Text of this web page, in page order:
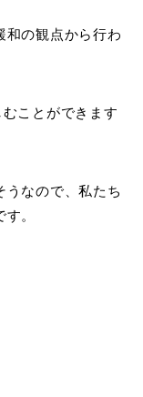
和の観点から行わ
ことができます
うなので、私たち
。